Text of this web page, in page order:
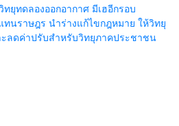
ทยุทดลองออกอากาศ มีเฮอีกรอบ
ทนราษฎร นำร่างแก้ไขกฎหมาย ให้วิทยุ
ลดค่าปรับสำหรับวิทยุภาคประชาชน